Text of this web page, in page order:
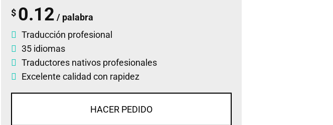
$ 0.12 / palabra
Traducción profesional
35 idiomas
Traductores nativos profesionales
Excelente calidad con rapidez
HACER PEDIDO